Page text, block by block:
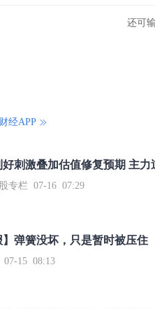
还可
经APP
专栏 07-16 07:29
】弹簧没坏，只是暂时被压住
07-15 08:13